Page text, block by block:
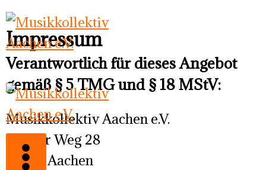
Zum
Inhalt
springen
Impressum
Verantwortlich für dieses Angebot
gemäß § 5 TMG und § 18 MStV:
Musikkollektiv Aachen e.V.
Grüner Weg 28
52070 Aachen